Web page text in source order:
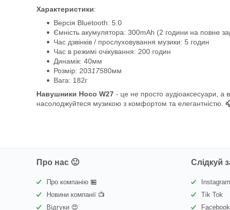
Характеристики:
Версія Bluetooth: 5.0
Ємність акумулятора: 300mAh (2 години на повне
Час дзвінків / прослуховування музики: 5 годин
Час в режимі очікування: 200 годин
Динамік: 40мм
Розмір: 20317580мм
Вага: 182г
Навушники Hoco W27 - це не просто аудіоаксесуари, а
насолоджуйтеся музикою з комфортом та елегантністю.
Про нас 🙂
Про компанію 🏪
Новини компанії 📺
Відгуки 😍
Слідкуй
Instagram
Tik Tok
Facebook